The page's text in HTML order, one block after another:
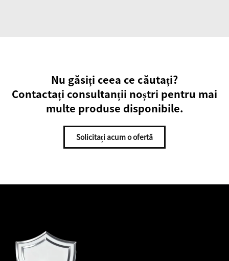
Nu găsiți ceea ce căutați?
Contactați consultanții noștri pentru mai
multe produse disponibile.
Solicitați acum o ofertă